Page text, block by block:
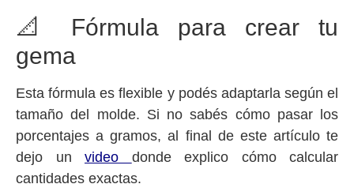
📐 Fórmula para crear tu
gema
Esta fórmula es flexible y podés adaptarla según el
tamaño del molde. Si no sabés cómo pasar los
porcentajes a gramos, al final de este artículo te
dejo un video
donde explico cómo calcular
cantidades exactas.